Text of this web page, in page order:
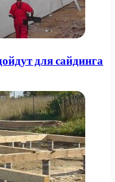
для сайдинга